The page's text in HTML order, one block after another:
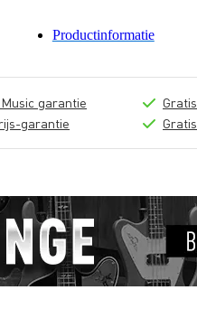
Productinformatie
garantie
garantie